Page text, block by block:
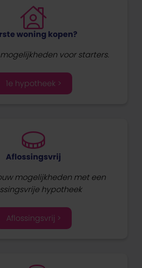
woning kopen?
voor starters.
1e hypotheek >
Aflossingsvrij
mogelijkheden met een
hypotheek
Aflossingsvrij >